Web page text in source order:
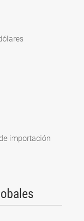
importación